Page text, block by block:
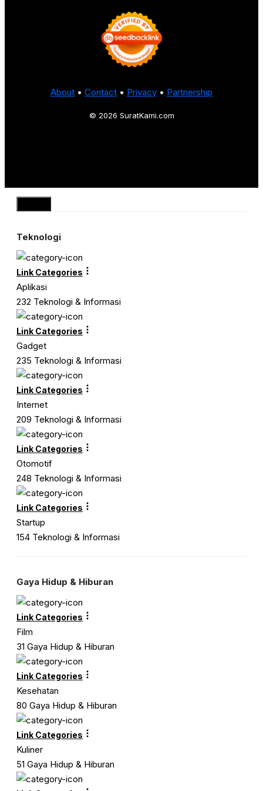
About • Contact • Privacy • Partnership
© 2026 SuratKami.com
Close
Teknologi
Link Categories
Aplikasi
232 Teknologi & Informasi
Link Categories
Gadget
235 Teknologi & Informasi
Link Categories
Internet
209 Teknologi & Informasi
Link Categories
Otomotif
248 Teknologi & Informasi
Link Categories
Startup
154 Teknologi & Informasi
Gaya Hidup & Hiburan
Link Categories
Film
31 Gaya Hidup & Hiburan
Link Categories
Kesehatan
80 Gaya Hidup & Hiburan
Link Categories
Kuliner
51 Gaya Hidup & Hiburan